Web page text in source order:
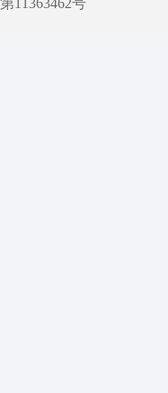
第11363462号